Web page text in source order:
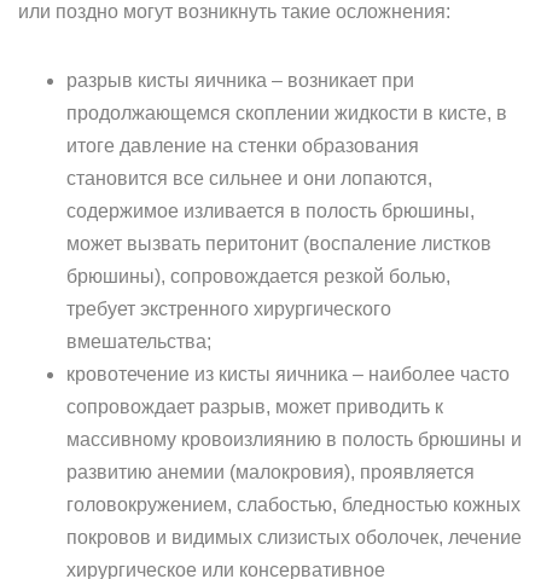
или поздно могут возникнуть такие осложнения:
разрыв кисты яичника – возникает при
продолжающемся скоплении жидкости в кисте, в
итоге давление на стенки образования
становится все сильнее и они лопаются,
содержимое изливается в полость брюшины,
может вызвать перитонит (воспаление листков
брюшины), сопровождается резкой болью,
требует экстренного хирургического
вмешательства;
кровотечение из кисты яичника – наиболее часто
сопровождает разрыв, может приводить к
массивному кровоизлиянию в полость брюшины и
развитию анемии (малокровия), проявляется
головокружением, слабостью, бледностью кожных
покровов и видимых слизистых оболочек, лечение
хирургическое или консервативное